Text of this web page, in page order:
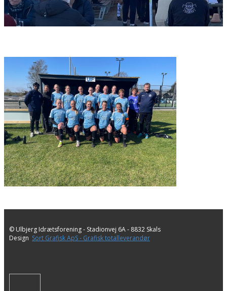
© Ulbjerg Idrætsforening - ​Stadionvej 6A - 8832 Skals
Design Sort Grafisk ApS - Grafisk totalleverandør